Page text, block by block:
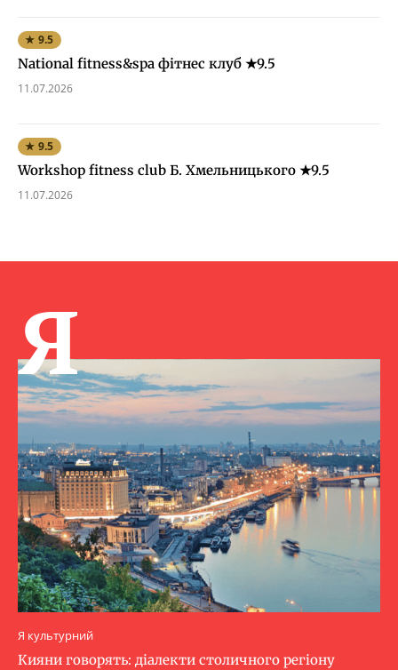
★ 9.5
National fitness&spa фітнес клуб ★9.5
11.07.2026
★ 9.5
Workshop fitness club Б. Хмельницького ★9.5
11.07.2026
Я
Я культурний
Кияни говорять: діалекти столичного регіону